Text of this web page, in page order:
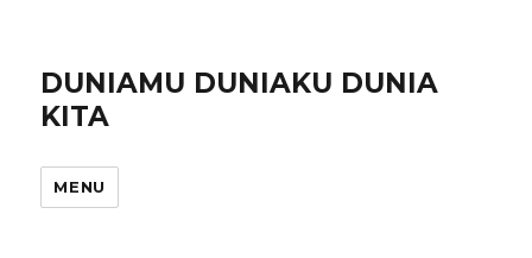
DUNIAMU DUNIAKU DUNIA
KITA
MENU